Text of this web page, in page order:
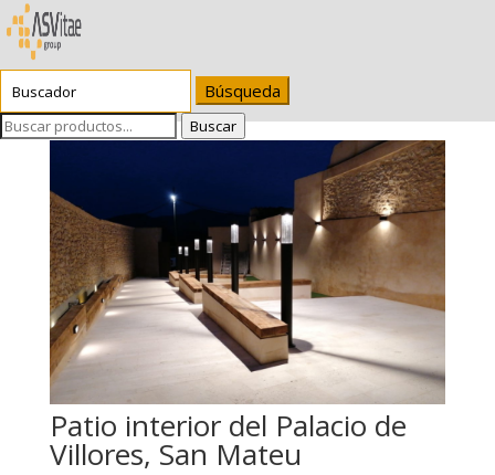
Buscar
Patio interior del Palacio de
Villores, San Mateu